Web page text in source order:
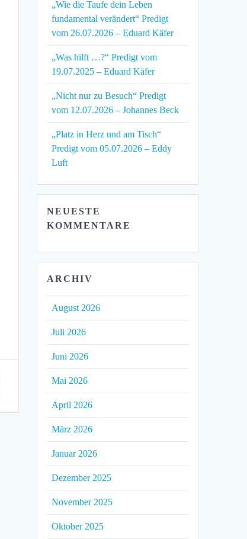
„Wie die Taufe dein Leben
fundamental verändert“ Predigt
vom 26.07.2026 – Eduard Käfer
„Was hilft …?“ Predigt vom
19.07.2025 – Eduard Käfer
„Nicht nur zu Besuch“ Predigt
vom 12.07.2026 – Johannes Beck
„Platz in Herz und am Tisch“
Predigt vom 05.07.2026 – Eddy
Luft
NEUESTE
KOMMENTARE
ARCHIV
August 2026
Juli 2026
Juni 2026
Mai 2026
April 2026
März 2026
Januar 2026
Dezember 2025
November 2025
Oktober 2025